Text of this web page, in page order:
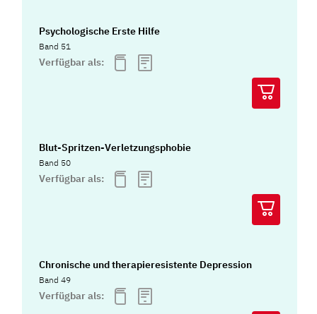
Psychologische Erste Hilfe
Band 51
Verfügbar als:
Blut-Spritzen-Verletzungsphobie
Band 50
Verfügbar als:
Chronische und therapieresistente Depression
Band 49
Verfügbar als: